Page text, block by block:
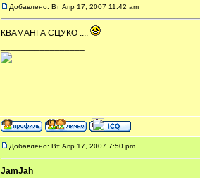
Добавлено: Вт Апр 17, 2007 11:42 am
КВАМАНГА СЦУКО ....
Добавлено: Вт Апр 17, 2007 7:50 pm
JamJah